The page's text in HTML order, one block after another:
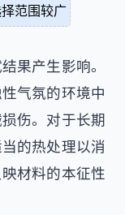
范围较广
果产生影响。
气氛的环境中
伤。对于长期
的热处理以消
材料的本征性